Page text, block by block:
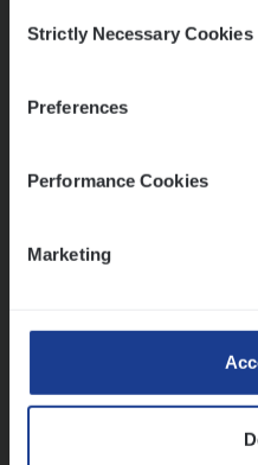
Selection
Strictly Necessary Cookies
Preferences
Performance Cookies
Marketing
Vorige
Mathias houdt van
Thalia zoekt graag